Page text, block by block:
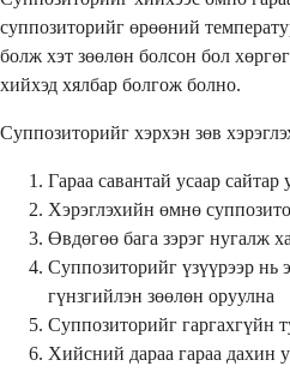
суппозиторийг өрөөний
болж хэт зөөлөн болсон бол
хийхэд хялбар болгож болно.
Суппозиторийг хэрхэн зөв
Гараа савантай усаар сайтар
Хэрэглэхийн өмнө
Өвдөгөө бага зэрэг нугалж
Суппозиторийг үзүүрээр нь
гүнзгийлэн зөөлөн оруулна
Суппозиторийг гаргахгүйн
Хийсний дараа гараа дахин